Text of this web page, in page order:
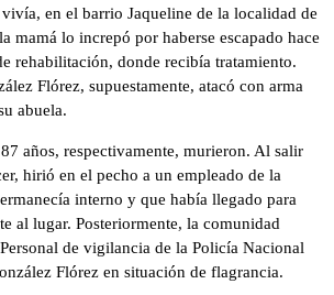
en el barrio Jaqueline de la localidad de
mamá lo increpó por haberse escapado hace
rehabilitación, donde recibía tratamiento.
Flórez, supuestamente, atacó con arma
abuela.
años, respectivamente, murieron. Al salir
hirió en el pecho a un empleado de la
interno y que había llegado para
al lugar. Posteriormente, la comunidad
de vigilancia de la Policía Nacional
Flórez en situación de flagrancia.